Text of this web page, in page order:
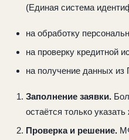
(Единая система
на обработку
на проверку кредитной
на получение данных
Заполнение заявки.
остаётся только
Проверка и решение.